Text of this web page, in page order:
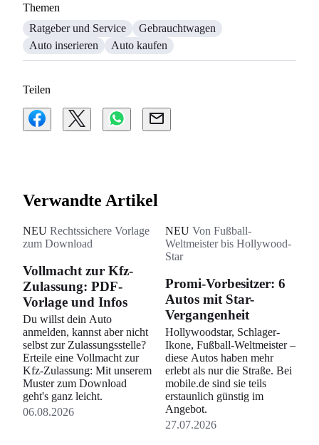
Themen
Ratgeber und Service
Gebrauchtwagen
Auto inserieren
Auto kaufen
Teilen
Verwandte Artikel
NEU Rechtssichere Vorlage
zum Download
Vollmacht zur Kfz-
Zulassung: PDF-
Vorlage und Infos
Du willst dein Auto
anmelden, kannst aber nicht
selbst zur Zulassungsstelle?
Erteile eine Vollmacht zur
Kfz-Zulassung: Mit unserem
Muster zum Download
geht's ganz leicht.
06.08.2026
NEU Von Fußball-
Weltmeister bis Hollywood-
Star
Promi-Vorbesitzer: 6
Autos mit Star-
Vergangenheit
Hollywoodstar, Schlager-
Ikone, Fußball-Weltmeister –
diese Autos haben mehr
erlebt als nur die Straße. Bei
mobile.de sind sie teils
erstaunlich günstig im
Angebot.
27.07.2026